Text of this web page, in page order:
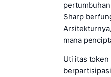
Sharp
mana
Utilitas token